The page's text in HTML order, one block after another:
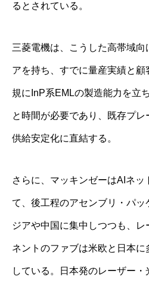
るとされている。
三菱電機は、こうした高帯域向
アを持ち、すでに量産実績と
規にInP系EMLの製造能力を立
と時間が必要であり、既存プ
供給安定化に直結する。
さらに、マッキンゼーはAIネ
て、後工程のアセンブリ・パ
ジアや中国に集中しつつも、
ネントのファブは米欧と日本
している。日本発のレーザー